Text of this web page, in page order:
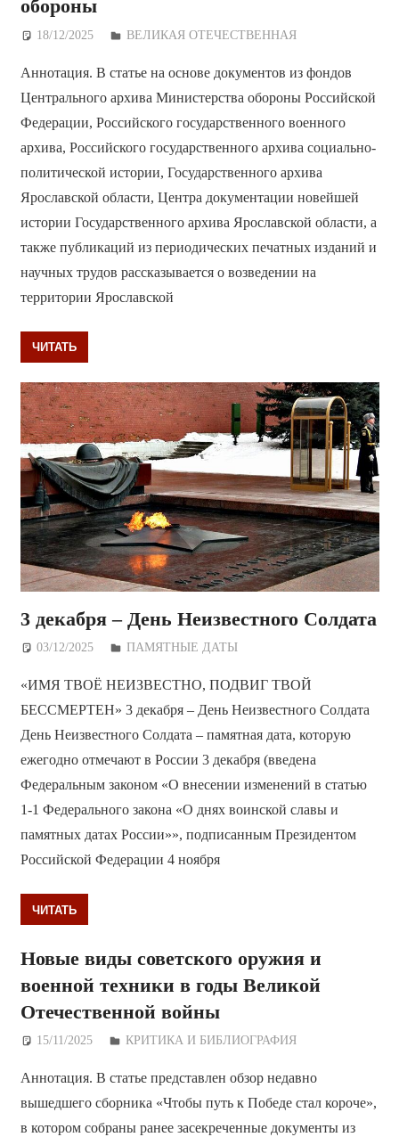
обороны
18/12/2025 Дежурный по Редакции
ВЕЛИКАЯ ОТЕЧЕСТВЕННАЯ
Аннотация. В статье на основе документов из фондов
Центрального архива Министерства обороны Российской
Федерации, Российского государственного военного
архива, Российского государственного архива социально-
политической истории, Государственного архива
Ярославской области, Центра документации новейшей
истории Государственного архива Ярославской области, а
также публикаций из периодических печатных изданий и
научных трудов рассказывается о возведении на
территории Ярославской
ЧИТАТЬ
3 декабря – День Неизвестного Солдата
03/12/2025 Дежурный по Редакции
ПАМЯТНЫЕ ДАТЫ
«ИМЯ ТВОЁ НЕИЗВЕСТНО, ПОДВИГ ТВОЙ
БЕССМЕРТЕН» 3 декабря – День Неизвестного Солдата
День Неизвестного Солдата – памятная дата, которую
ежегодно отмечают в России 3 декабря (введена
Федеральным законом «О внесении изменений в статью
1-1 Федерального закона «О днях воинской славы и
памятных датах России»», подписанным Президентом
Российской Федерации 4 ноября
ЧИТАТЬ
Новые виды советского оружия и
военной техники в годы Великой
Отечественной войны
15/11/2025 Дежурный по Редакции
КРИТИКА И БИБЛИОГРАФИЯ
Аннотация. В статье представлен обзор недавно
вышедшего сборника «Чтобы путь к Победе стал короче»,
в котором собраны ранее засекреченные документы из